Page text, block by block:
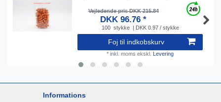
Vejledende pris DKK 215.84
DKK 96.76 *
100 stykke | DKK 0.97 / stykke
Foj til indkobskurv
* inkl. moms ekskl. Levering
Informations